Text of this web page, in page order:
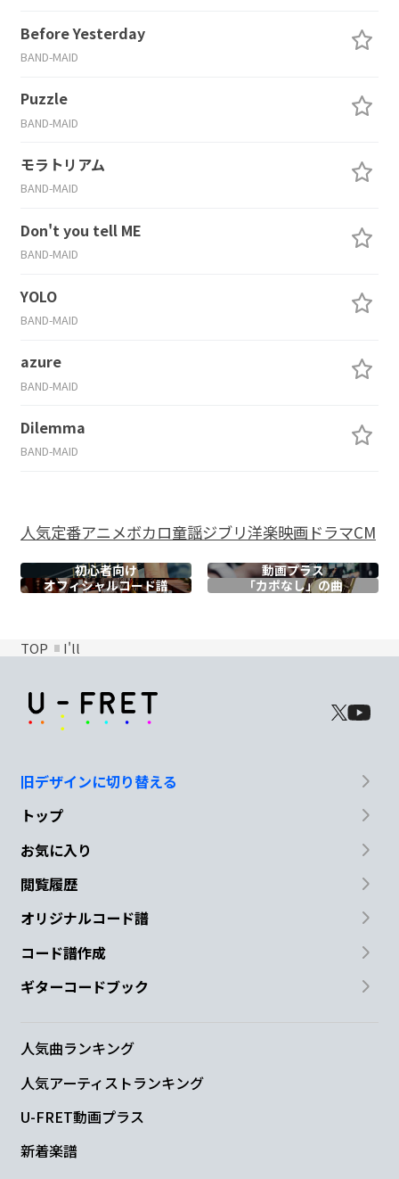
Before Yesterday
BAND-MAID
Puzzle
BAND-MAID
モラトリアム
BAND-MAID
Don't you tell ME
BAND-MAID
YOLO
BAND-MAID
azure
BAND-MAID
Dilemma
BAND-MAID
人気定番アニメボカロ童謡ジブリ洋楽映画ドラマCM
初心者向け
動画プラス
オフィシャルコード譜 「カポなし」の曲
TOP I'll
旧デザインに切り替える
トップ
お気に入り
閲覧履歴
オリジナルコード譜
コード譜作成
ギターコードブック
人気曲ランキング
人気アーティストランキング
U-FRET動画プラス
新着楽譜